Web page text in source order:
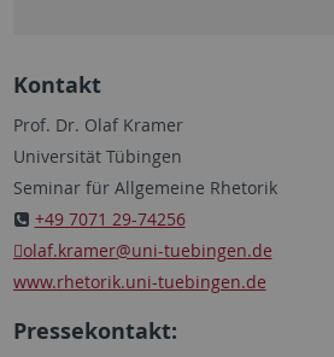
Kontakt
Prof. Dr. Olaf Kramer
Universität Tübingen
Seminar für Allgemeine Rhetorik
+49 7071 29-74256
olaf.kramer@uni-tuebingen.de
www.rhetorik.uni-tuebingen.de
Pressekontakt: